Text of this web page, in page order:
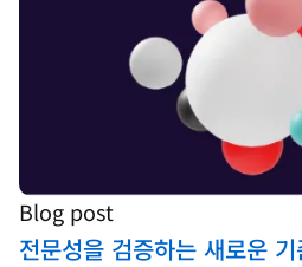
Blog post
전문성을 검증하는 새로운